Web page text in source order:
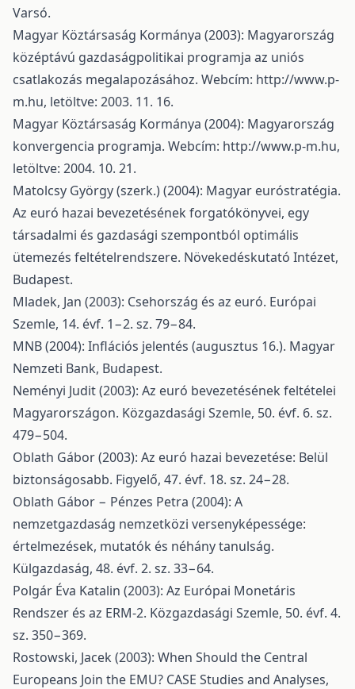
Varsó.
Magyar Köztársaság Kormánya (2003): Magyarország
középtávú gazdaságpolitikai programja az uniós
csatlakozás megalapozásához. Webcím: http://www.p-
m.hu, letöltve: 2003. 11. 16.
Magyar Köztársaság Kormánya (2004): Magyarország
konvergencia programja. Webcím: http://www.p-m.hu,
letöltve: 2004. 10. 21.
Matolcsy György (szerk.) (2004): Magyar euróstratégia.
Az euró hazai bevezetésének forgatókönyvei, egy
társadalmi és gazdasági szempontból optimális
ütemezés feltételrendszere. Növekedéskutató Intézet,
Budapest.
Mladek, Jan (2003): Csehország és az euró. Európai
Szemle, 14. évf. 1−2. sz. 79−84.
MNB (2004): Inflációs jelentés (augusztus 16.). Magyar
Nemzeti Bank, Budapest.
Neményi Judit (2003): Az euró bevezetésének feltételei
Magyarországon. Közgazdasági Szemle, 50. évf. 6. sz.
479−504.
Oblath Gábor (2003): Az euró hazai bevezetése: Belül
biztonságosabb. Figyelő, 47. évf. 18. sz. 24−28.
Oblath Gábor − Pénzes Petra (2004): A
nemzetgazdaság nemzetközi versenyképessége:
értelmezések, mutatók és néhány tanulság.
Külgazdaság, 48. évf. 2. sz. 33−64.
Polgár Éva Katalin (2003): Az Európai Monetáris
Rendszer és az ERM-2. Közgazdasági Szemle, 50. évf. 4.
sz. 350−369.
Rostowski, Jacek (2003): When Should the Central
Europeans Join the EMU? CASE Studies and Analyses,